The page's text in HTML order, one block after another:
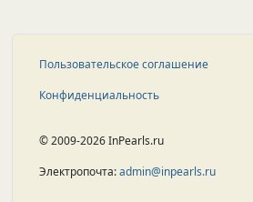
Пользовательское соглашение
Конфиденциальность
© 2009-2026 InPearls.ru
Электропочта:admin@inpearls.ru